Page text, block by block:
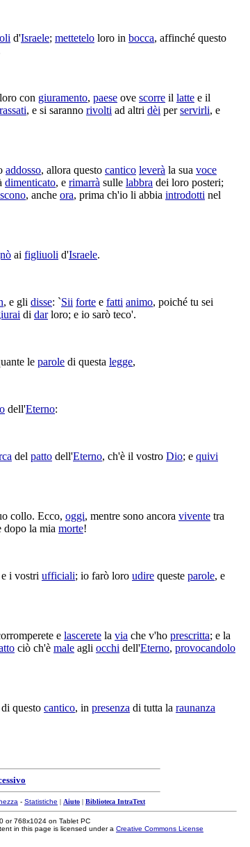
d'Israele; mettetelo loro in bocca, affinché questo
loro con giuramento, paese ove scorre il latte e il
, e si saranno rivolti ad altri dèi perservirli, e
addosso, allora questo cantico leverà la sua voce
dimenticato, e rimarrà sulle labbra dei loro posteri;
, anche ora, prima ch'io li abbia introdotti nel
ai figliuoli d'Israele.
, e gli disse: `Sii forte e fatti animo, poiché tu sei
di darloro; e io sarò teco'.
le parole di questa legge,
dell'Eterno:
del patto dell'Eterno, ch'è il vostro Dio; e quivi
collo. Ecco, oggi, mentre sono ancora vivente tra
dopo la mia morte!
e i vostri ufficiali; io farò loro udire queste parole, e
e lascerete la via che v'ho prescritta; e la
ciò ch'è male agli occhi dell'Eterno, provocandolo
di questo cantico, in presenza di tutta la raunanza
- Statistiche | Aiuto | Biblioteca IntraText
or 768x1024 on Tablet PC
in this page is licensed under a Creative Commons License